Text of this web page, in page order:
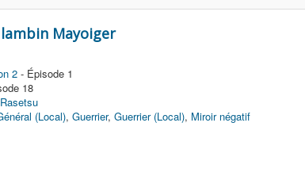
lambin Mayoiger
2 - Épisode 1
18
(Local),Guerrier,Guerrier (Local), Miroir négatif